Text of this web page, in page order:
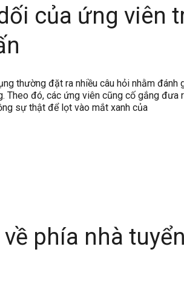
của ứng viên
thường đặt ra nhiều câu hỏi nhằm đánh
Theo đó, các ứng viên cũng cố gắng đưa
sự thật để lọt vào mắt xanh của
phía nhà tuyển